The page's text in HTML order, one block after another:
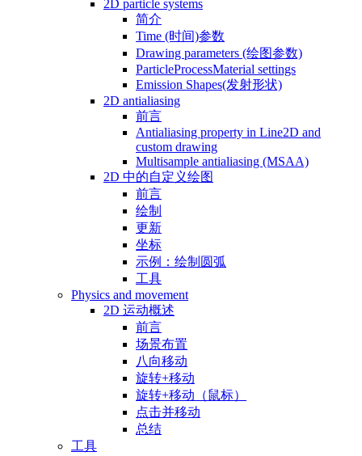
2D particle systems
简介
Time (时间)参数
Drawing parameters (绘图参数)
ParticleProcessMaterial settings
Emission Shapes(发射形状)
2D antialiasing
前言
Antialiasing property in Line2D and
custom drawing
Multisample antialiasing (MSAA)
2D 中的自定义绘图
前言
绘制
更新
坐标
示例：绘制圆弧
工具
Physics and movement
2D 运动概述
前言
场景布置
八向移动
旋转+移动
旋转+移动（鼠标）
点击并移动
总结
工具